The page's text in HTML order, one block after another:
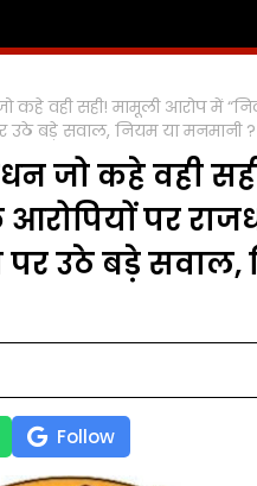
वही सही! मामूली आरोप में
उठे बड़े सवाल, नियम या मनमानी ?
जो कहे वही
आरोपियों पर
पर उठे बड़े सवाल,
Follow